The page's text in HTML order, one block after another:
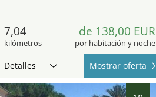
7,04
kilómetros
de 138,00 EUR
por habitación y noche
Detalles Mostrar oferta